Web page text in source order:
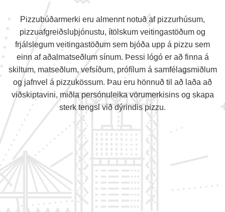
Pizzubúðarmerki eru almennt notuð af pizzurhúsum,
pizzuafgreiðsluþjónustu, ítölskum veitingastöðum og
frjálslegum veitingastöðum sem bjóða upp á pizzu sem
einn af aðalmatseðlum sínum. Þessi lógó er að finna á
skiltum, matseðlum, vefsíðum, prófílum á samfélagsmiðlum
og jafnvel á pizzukössum. Þau eru hönnuð til að laða að
viðskiptavini, miðla persónuleika vörumerkisins og skapa
sterk tengsl við dýrindis pizzu.